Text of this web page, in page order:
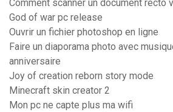
Comment scanner un document recto
God of war pc release
Ouvrir un fichier photoshop en ligne
Faire un diaporama photo avec
anniversaire
Joy of creation reborn story mode
Minecraft skin creator 2
Mon pc ne capte plus ma wifi